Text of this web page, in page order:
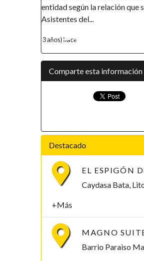
financiera, así como el
de la mujer, ha...
4 años) hace
Comparte esta información
Destacado
+Más
MAGNO